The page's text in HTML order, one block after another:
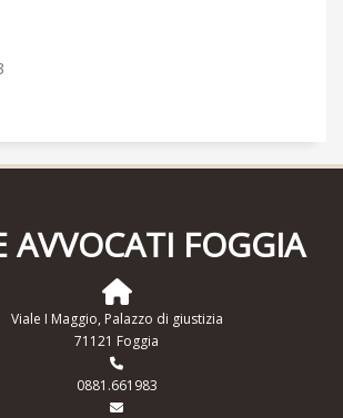
AVVOCATI FOGGIA
Viale I Maggio, Palazzo di giustizia
71121 Foggia
0881.661983